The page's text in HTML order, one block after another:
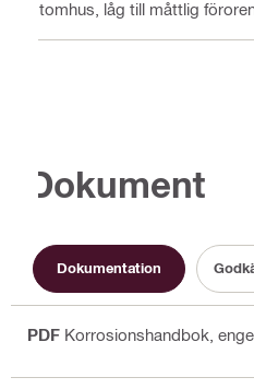
Utomhus, låg till måttlig
Dokument
Dokumentation
PDF Korrosionshandbok ,